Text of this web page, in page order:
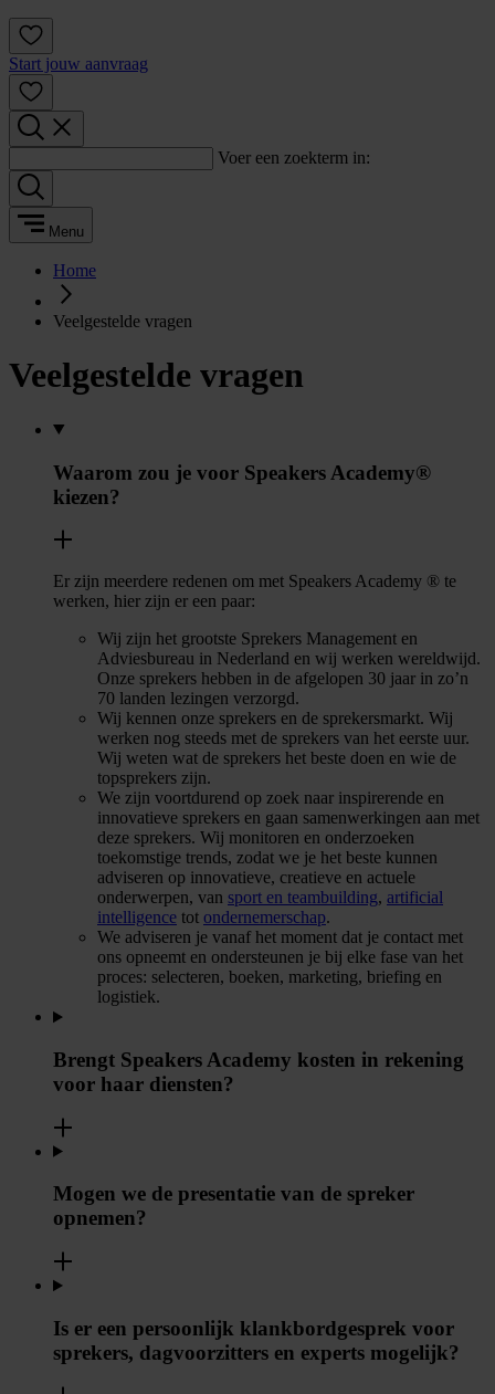
Start jouw aanvraag
Voer een zoekterm in:
Menu
Home
Veelgestelde vragen
Veelgestelde vragen
Waarom zou je voor Speakers Academy®
kiezen?
Er zijn meerdere redenen om met Speakers Academy ® te
werken, hier zijn er een paar:
Wij zijn het grootste Sprekers Management en
Adviesbureau in Nederland en wij werken wereldwijd.
Onze sprekers hebben in de afgelopen 30 jaar in zo’n
70 landen lezingen verzorgd.
Wij kennen onze sprekers en de sprekersmarkt. Wij
werken nog steeds met de sprekers van het eerste uur.
Wij weten wat de sprekers het beste doen en wie de
topsprekers zijn.
We zijn voortdurend op zoek naar inspirerende en
innovatieve sprekers en gaan samenwerkingen aan met
deze sprekers. Wij monitoren en onderzoeken
toekomstige trends, zodat we je het beste kunnen
adviseren op innovatieve, creatieve en actuele
onderwerpen, van sport en teambuilding, artificial
intelligence tot ondernemerschap.
We adviseren je vanaf het moment dat je contact met
ons opneemt en ondersteunen je bij elke fase van het
proces: selecteren, boeken, marketing, briefing en
logistiek.
Brengt Speakers Academy kosten in rekening
voor haar diensten?
Mogen we de presentatie van de spreker
opnemen?
Is er een persoonlijk klankbordgesprek voor
sprekers, dagvoorzitters en experts mogelijk?